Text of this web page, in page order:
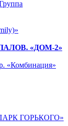
«ДОМ-2»
«Комбинация»
ГОРЬКОГО»